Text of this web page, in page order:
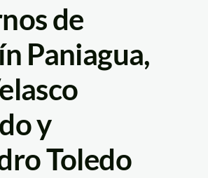
de
Paniagua,
y
Toledo